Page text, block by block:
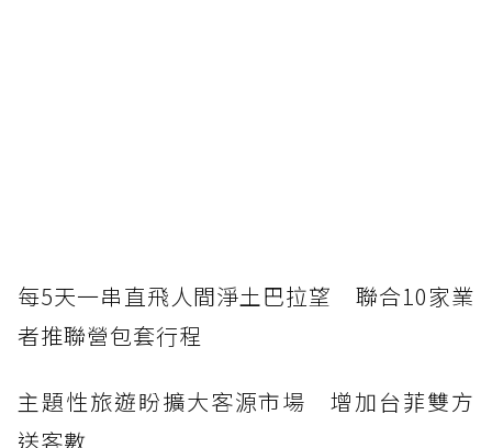
每5天一串直飛人間淨土巴拉望 聯合10家業
者推聯營包套行程
主題性旅遊盼擴大客源市場 增加台菲雙方
送客數